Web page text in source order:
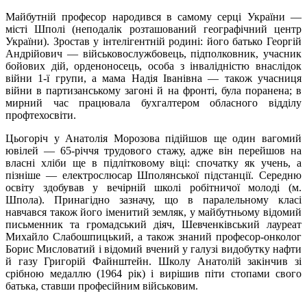
Майбутній професор народився в самому серці України —
місті Шполі (неподалік розташований географічний центр
України). Зростав у інтелігентній родині: його батько Георгій
Андрійович — військовослужбовець, підполковник, учасник
бойових дій, орденоносець, особа з інвалідністю внаслідок
війни 1-ї групи, а мама Надія Іванівна — також учасниця
війни в партизанському загоні й на фронті, була поранена; в
мирний час працювала бухгалтером обласного відділу
профтехосвіти.
Цьогоріч у Анатолія Морозова підійшов ще один вагомий
ювілей — 65-річчя трудового стажу, адже він перейшов на
власні хліби ще в підлітковому віці: спочатку як учень, а
пізніше — електрослюсар Шполянської підстанції. Середню
освіту здобував у вечірній школі робітничої молоді (м.
Шпола). Принагідно зазначу, що в паралельному класі
навчався також його іменитий земляк, у майбутньому відомий
письменник та громадський діяч, Шевченківський лауреат
Михайло Слабошпицький, а також знаний професор-онколог
Борис Мисловатий і відомий вчений у галузі видобутку нафти
й газу Григорій Файнштейн. Школу Анатолій закінчив зі
срібною медаллю (1964 рік) і вирішив піти стопами свого
батька, ставши професійним військовим.